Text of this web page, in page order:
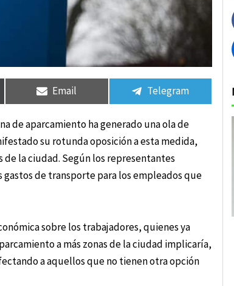
Compartir
en
Email
Compartir
en
Telegram
de aparcamiento ha generado una ola de
su rotunda oposición a esta medida,
la ciudad. Según los representantes
de transporte para los empleados que
sobre los trabajadores, quienes ya
a más zonas de la ciudad implicaría,
a aquellos que no tienen otra opción
Compartir
en
Compartir
en